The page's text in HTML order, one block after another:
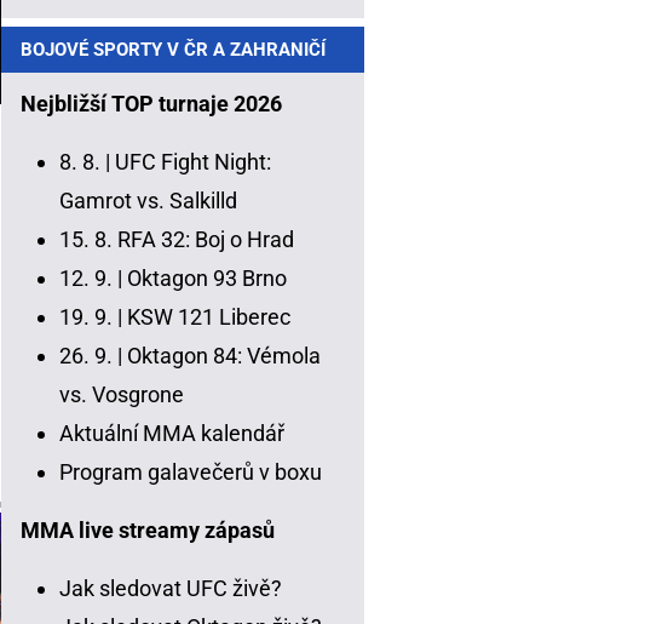
BOJOVÉ SPORTY V ČR A ZAHRANIČÍ
Nejbližší TOP turnaje 2026
8. 8. | UFC Fight Night:
Gamrot vs. Salkilld
15. 8. RFA 32: Boj o Hrad
12. 9. | Oktagon 93 Brno
19. 9. | KSW 121 Liberec
26. 9. | Oktagon 84: Vémola
vs. Vosgrone
Aktuální MMA kalendář
Program galavečerů v boxu
MMA live streamy zápasů
Jak sledovat UFC živě?